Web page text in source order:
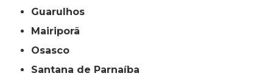
Guarulhos
Mairiporã
Osasco
Santana de Parnaíba